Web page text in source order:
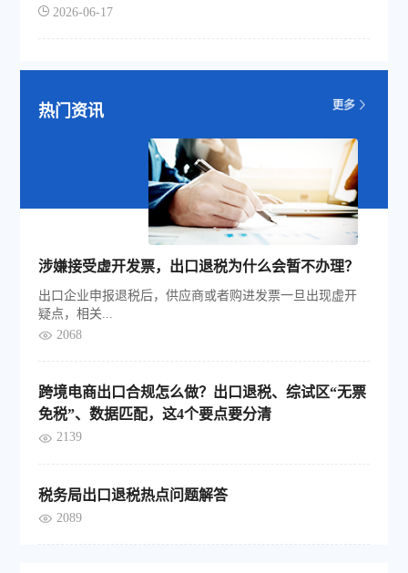
2026-06-17
热门资讯
涉嫌接受虚开发票，出口退税为什么会暂不办理？
出口企业申报退税后，供应商或者购进发票一旦出现虚开
疑点，相关...
2068
跨境电商出口合规怎么做？出口退税、综试区“无票
免税”、数据匹配，这4个要点要分清
2139
税务局出口退税热点问题解答
2089